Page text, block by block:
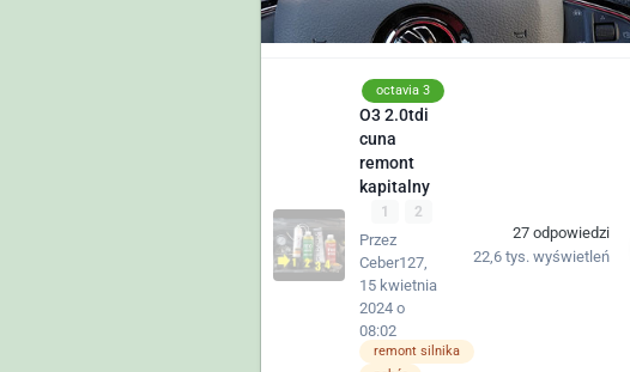
octavia 3
O3 2.0tdi
cuna
remont
kapitalny
1 2
Przez
Ceber127,
15 kwietnia
2024 o
08:02
remont silnika
27 odpowiedzi
22,6 tys. wyświetleń